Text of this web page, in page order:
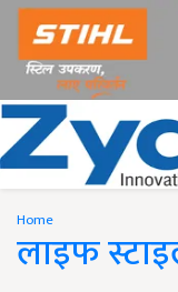
Home
लाइफ